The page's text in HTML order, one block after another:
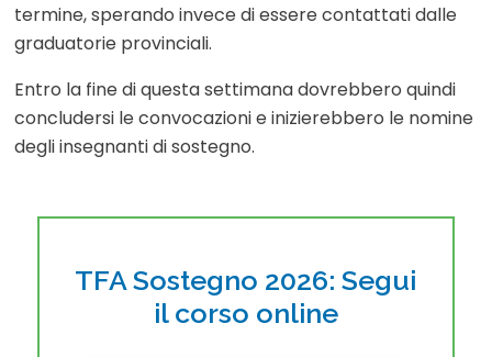
termine, sperando invece di essere contattati dalle
graduatorie provinciali.
Entro la fine di questa settimana dovrebbero quindi
concludersi le convocazioni e inizierebbero le nomine
degli insegnanti di sostegno.
TFA Sostegno 2026: Segui
il corso online